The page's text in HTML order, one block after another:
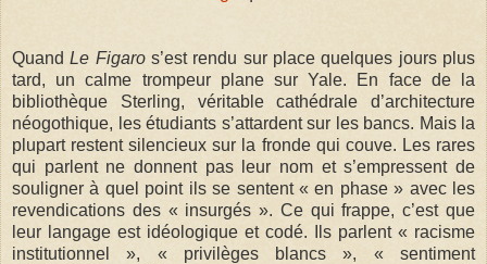
QuandLe Figaros’est rendu sur place quelques jours plus
tard, un calme trompeur plane sur Yale. En face de la
bibliothèque Sterling, véritable cathédrale d’architecture
néogothique, les étudiants s’attardent sur les bancs. Mais la
plupart restent silencieux sur la fronde qui couve. Les rares
qui parlent ne donnent pas leur nom et s’empressent de
souligner à quel point ils se sentent « en phase » avec les
revendications des « insurgés ». Ce qui frappe, c’est que
leur langage est idéologique et codé. Ils parlent « racisme
institutionnel », « privilèges blancs », « sentiment